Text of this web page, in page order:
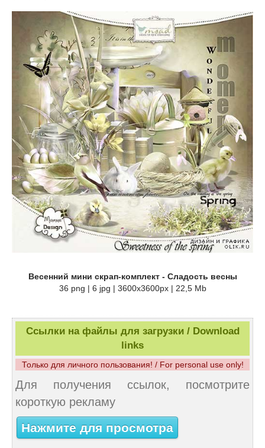
Весенний мини скрап-комплект - Сладость весны
36 png | 6 jpg | 3600x3600px | 22,5 Mb
Ссылки на файлы для загрузки / Download
links
Только для личного пользования! / For personal use only!
Для получения ссылок, посмотрите
короткую рекламу
Нажмите для просмотра